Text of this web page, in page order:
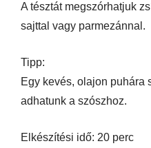
A tésztát megszórhatjuk
sajttal vagy parmezánnal.
Tipp:
Egy kevés, olajon puhára
adhatunk a szószhoz.
Elkészítési idő: 20 perc